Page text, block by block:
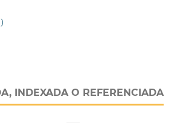
INDEXADA O REFERENCIADA